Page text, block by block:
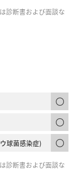
診断書および面談な
球菌感染症)
診断書および面談な